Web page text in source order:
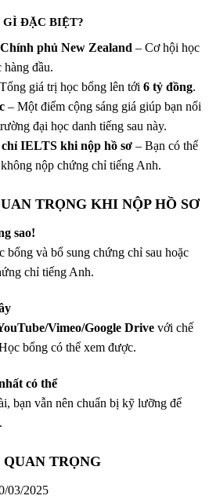
GÌ ĐẶC BIỆT?
phủ New Zealand – Cơ hội học
hàng đầu.
giá trị học bổng lên tới 6 tỷ đồng.
– Một điểm cộng sáng giá giúp bạn nổi
đại học danh tiếng sau này.
IELTS khi nộp hồ sơ – Bạn có thể
nộp chứng chỉ tiếng Anh.
TRỌNG KHI NỘP HỒ SƠ
sao!
bổng và bổ sung chứng chỉ sau hoặc
chỉ tiếng Anh.
Vimeo/Google Drive với chế
bổng có thể xem được.
có thể
bạn vẫn nên chuẩn bị kỹ lưỡng để
TRỌNG
03/2025